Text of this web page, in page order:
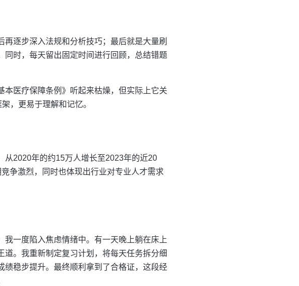
逐步深入法规和分析技巧；最后就是大量刷
时，每天留出固定时间进行回顾，总结错题
医疗保障条例》听起来枯燥，但实际上它关
，更易于理解和记忆。
从2020年的约15万人增长至2023年的近20
争激烈，同时也体现出行业对专业人才需求
一度陷入焦虑情绪中。有一天晚上躺在床上
。我重新制定复习计划，将每天任务拆分细
稳步提升。最终顺利拿到了合格证，这段经